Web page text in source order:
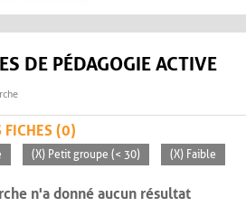
DE PÉDAGOGIE ACTIVE
FICHES (0)
(X) Petit groupe (< 30) (X) Faible
n'a donné aucun résultat